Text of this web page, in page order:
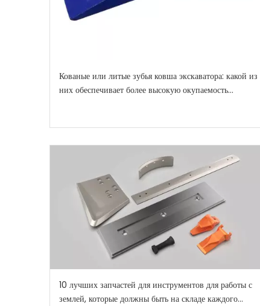
Кованые или литые зубья ковша экскаватора: какой из
них обеспечивает более высокую окупаемость
10 лучших запчастей для инструментов для работы с
землей, которые должны быть на складе каждого